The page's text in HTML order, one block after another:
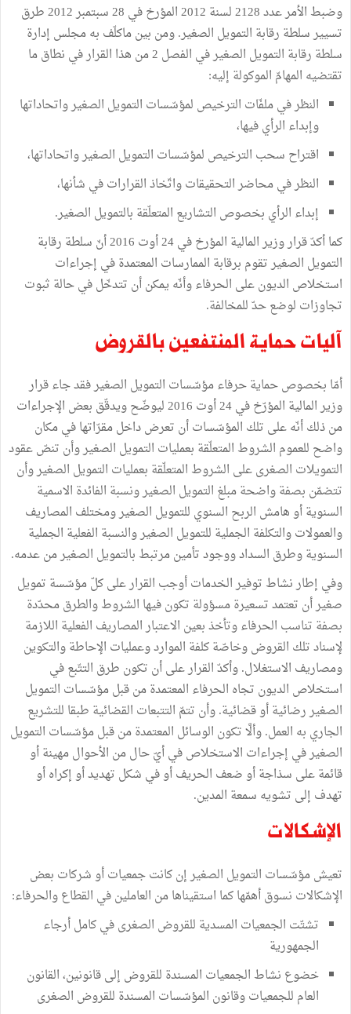
وضبط الأمر عدد 2128 لسنة 2012 المؤرخ في 28 سبتمبر 2012 طرق
تسيير سلطة رقابة التمويل الصغير. ومن بين ماكلّف به مجلس إدارة
سلطة رقابة التمويل الصغير في الفصل 2 من هذا القرار في نطاق ما
تقتضيه المهامّ الموكولة إليه:
النظر في ملفّات الترخيص لمؤسّسات التمويل الصغير واتحاداتها
وإبداء الرأي فيها،
اقتراح سحب الترخيص لمؤسّسات التمويل الصغير واتحاداتها،
النظر في محاضر التحقيقات واتّخاذ القرارات في شأنها،
إبداء الرأي بخصوص التشاريع المتعلّقة بالتمويل الصغير.
كما أكدّ قرار وزير المالية المؤرخ في 24 أوت 2016 أنّ سلطة رقابة
التمويل الصغير تقوم برقابة الممارسات المعتمدة في إجراءات
استخلاص الديون على الحرفاء وأنّه يمكن أن تتدخّل في حالة ثبوت
تجاوزات لوضع حدّ للمخالفة.
آليات حماية المنتفعين بالقروض
أمّا بخصوص حماية حرفاء مؤسّسات التمويل الصغير فقد جاء قرار
وزير المالية المؤرّخ في 24 أوت 2016 ليوضّح ويدقّق بعض الإجراءات
من ذلك أنّه على تلك المؤسّسات أن تعرض داخل مقرّاتها في مكان
واضح للعموم الشروط المتعلّقة بعمليات التمويل الصغير وأن تنصّ عقود
التمويلات الصغرى على الشروط المتعلّقة بعمليات التمويل الصغير وأن
تتضمّن بصفة واضحة مبلغ التمويل الصغير ونسبة الفائدة الاسمية
السنوية أو هامش الربح السنوي للتمويل الصغير ومختلف المصاريف
والعمولات والتكلفة الجملية للتمويل الصغير والنسبة الفعلية الجملية
السنوية وطرق السداد ووجود تأمين مرتبط بالتمويل الصغير من عدمه.
وفي إطار نشاط توفير الخدمات أوجب القرار على كلّ مؤسّسة تمويل
صغير أن تعتمد تسعيرة مسؤولة تكون فيها الشروط والطرق محدّدة
بصفة تناسب الحرفاء وتأخذ بعين الاعتبار المصاريف الفعلية اللازمة
لإسناد تلك القروض وخاصّة كلفة الموارد وعمليات الإحاطة والتكوين
ومصاريف الاستغلال. وأكدّ القرار على أن تكون طرق التتّبع في
استخلاص الديون تجاه الحرفاء المعتمدة من قبل مؤسّسات التمويل
الصغير رضائية أو قضائية. وأن تتمّ التتبعات القضائية طبقا للتشريع
الجاري به العمل. وألَّا تكون الوسائل المعتمدة من قبل مؤسّسات التمويل
الصغير في إجراءات الاستخلاص في أيّ حال من الأحوال مهينة أو
قائمة على سذاجة أو ضعف الحريف أو في شكل تهديد أو إكراه أو
تهدف إلى تشويه سمعة المدين.
الإشكالات
تعيش مؤسّسات التمويل الصغير إن كانت جمعيات أو شركات بعض
الإشكالات نسوق أهمّها كما استقيناها من العاملين في القطاع والحرفاء:
تشتّت الجمعيات المسدية للقروض الصغرى في كامل أرجاء
الجمهورية
خضوع نشاط الجمعيات المسندة للقروض إلى قانونين، القانون
العام للجمعيات وقانون المؤسّسات المسندة للقروض الصغرى